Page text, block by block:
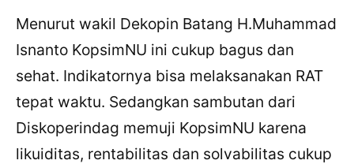
Menurut wakil Dekopin Batang H.Muhammad
Isnanto KopsimNU ini cukup bagus dan
sehat. Indikatornya bisa melaksanakan RAT
tepat waktu. Sedangkan sambutan dari
Diskoperindag memuji KopsimNU karena
likuiditas, rentabilitas dan solvabilitas cukup